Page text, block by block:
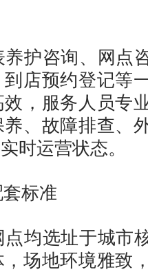
咨询、网点
店预约登记等
，服务人员专
、故障排查、
时运营状态。
标准
选址于城市
场地环境雅致